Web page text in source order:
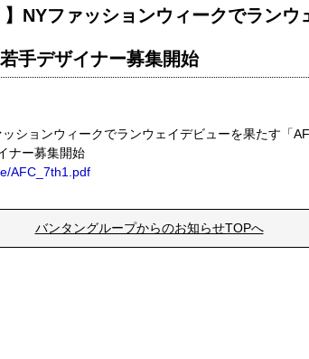
】NYファッションウィークでランウ
手デザイナー募集開始
ションウィークでランウェイデビューを果たす「
ナー募集開始
AFC_7th1.pdf
バンタングループからのお知らせTOPへ